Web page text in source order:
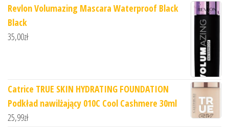
Revlon Volumazing Mascara Waterproof Black
Black
35,00zł
Catrice TRUE SKIN HYDRATING FOUNDATION
Podkład nawilżający 010C Cool Cashmere 30ml
25,99zł